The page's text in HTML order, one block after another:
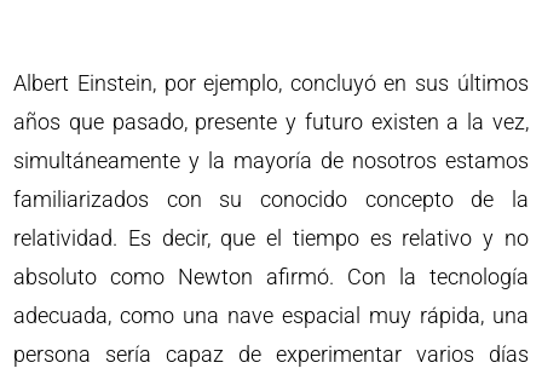
Albert Einstein, por ejemplo, concluyó en sus últimos
años que pasado, presente y futuro existen a la vez,
simultáneamente y la mayoría de nosotros estamos
familiarizados con su conocido concepto de la
relatividad. Es decir, que el tiempo es relativo y no
absoluto como Newton afirmó. Con la tecnología
adecuada, como una nave espacial muy rápida, una
persona sería capaz de experimentar varios días